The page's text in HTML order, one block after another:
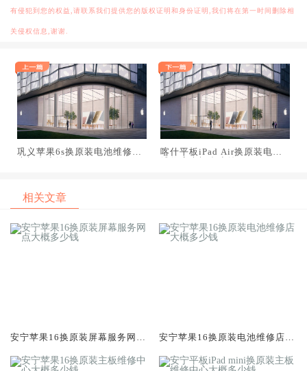
有侵犯到您的权益,请联系我们提供您的版权证明和身份证明,我们将在第一时间删除相
关侵权信息,谢谢.
巩义苹果6s换原装电池维修店
喀什平板iPad Air换原装电池
相关文章
安宁苹果16换原装屏幕服务网点
安宁苹果16换原装电池维修店大